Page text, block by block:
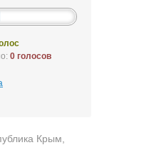
0 голосов
Крым,